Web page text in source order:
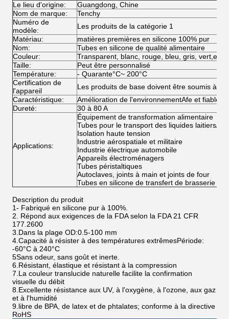
Le lieu d'origine:
Guangdong, Chine
Nom de marque:
Tenchy
Numéro de
modèle:
Les produits de la catégorie 1
Matériau:
matières premières en silicone 100% pur
Nom:
Tubes en silicone de qualité alimentaire
Couleur:
Transparent, blanc, rouge, bleu, gris, vert,etc.
Taille:
Peut être personnalisé
Température:
- Quarante°C~ 200°C
Certification de
l'appareil
Les produits de base doivent être soumis à
Caractéristique:
Amélioration de l'environnementAfe et fiable,
Dureté:
30 à 80 A
Applications:
Équipement de transformation alimentaire
Tubes pour le transport des liquides laitiers/
Isolation haute tension
Industrie aérospatiale et militaire
Industrie électrique automobile
Appareils électroménagers
Tubes péristaltiques
Autoclaves, joints à main et joints de four
Tubes en silicone de transfert de brasserie
Description du produit
1- Fabriqué en silicone pur à 100%.
2. Répond aux exigences de la FDA selon la FDA 21 CFR
177.2600
3.Dans la plage OD:0.5-100 mm
4.Capacité à résister à des températures extrêmesPériode:
-60°C à 240°C
5Sans odeur, sans goût et inerte.
6.Résistant, élastique et résistant à la compression
7.La couleur translucide naturelle facilite la confirmation
visuelle du débit
8.Excellente résistance aux UV, à l'oxygène, à l'ozone, aux gaz
et à l'humidité
9.libre de BPA, de latex et de phtalates; conforme à la directive
RoHS